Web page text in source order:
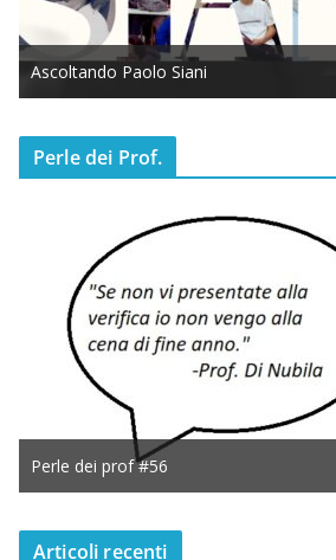
Ascoltando Paolo Siani
Perle dei Prof.
Perle dei prof #56
Articoli recenti